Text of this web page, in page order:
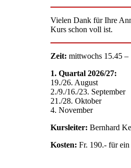
Vielen Dank für Ihre
Kurs schon voll ist.
Zeit: mittwochs 15.45 –
1. Quartal 2026/27:
19./26. August
2./9./16./23. September
21./28. Oktober
4. November
Kursleiter: Bernhard
Kosten: Fr. 190.- für ein